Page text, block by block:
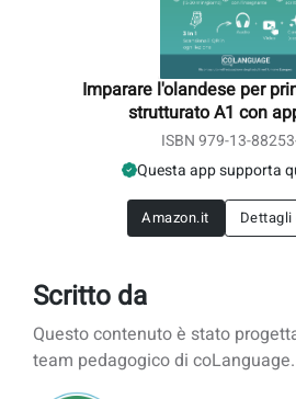
Imparare l'olandese per
strutturato A1 con
ISBN 979-13-
Questa app supporta
Amazon.it
Scritto da
Questo contenuto è stato
team pedagogico di coLanguage.